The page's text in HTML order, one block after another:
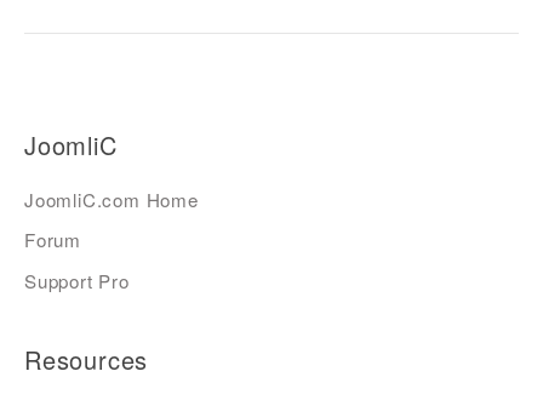
JoomliC
JoomliC.com Home
Forum
Support Pro
Resources